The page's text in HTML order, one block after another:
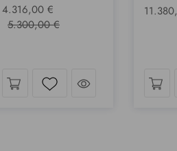
d´œil
4.316,00 €
5.300,00 €
Jetez un coup